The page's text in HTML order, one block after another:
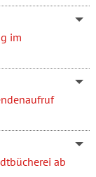
im
ab